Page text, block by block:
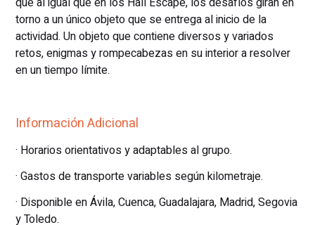
torno a un único objeto que se entrega al inicio de la
actividad. Un objeto que contiene diversos y variados
retos, enigmas y rompecabezas en su interior a resolver
en un tiempo límite.
Información Adicional
· Horarios orientativos y adaptables al grupo.
· Gastos de transporte variables según kilometraje.
· Disponible en Ávila, Cuenca, Guadalajara, Madrid, Segovia
y Toledo.